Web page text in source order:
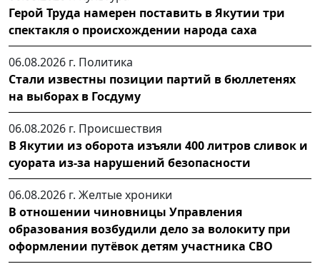
Герой Труда намерен поставить в Якутии три
спектакля о происхождении народа саха
06.08.2026 г. Политика
Стали известны позиции партий в бюллетенях
на выборах в Госдуму
06.08.2026 г. Происшествия
В Якутии из оборота изъяли 400 литров сливок и
суората из-за нарушений безопасности
06.08.2026 г. Желтые хроники
В отношении чиновницы Управления
образования возбудили дело за волокиту при
оформлении путёвок детям участника СВО